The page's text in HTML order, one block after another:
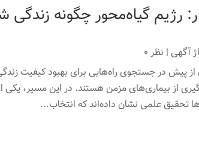
رژیم گیاه‌محور چگونه زندگی
آگهی| نظر 0
پیش در جستجوی راه‌هایی برای بهبود کیفیت
از بیماری‌های مزمن هستند. در این مسیر، یکی
تحقیق علمی نشان داده‌اند که انتخاب...